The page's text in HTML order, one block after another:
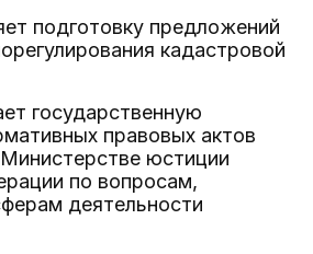
подготовку предложений
кадастровой
государственную
правовых актов
юстиции
по вопросам,
деятельности